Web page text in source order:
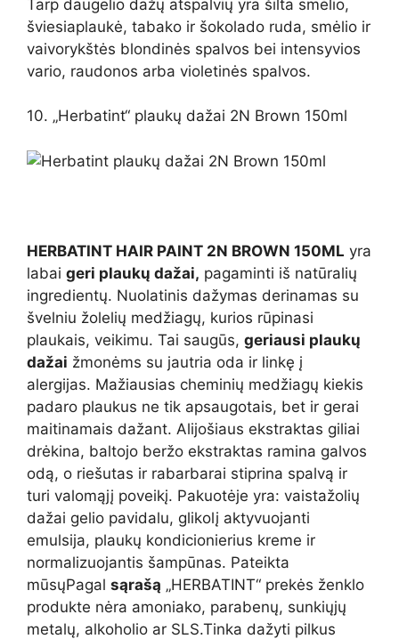
Tarp daugelio dažų atspalvių yra šilta smėlio,
šviesiaplaukė, tabako ir šokolado ruda, smėlio ir
vaivorykštės blondinės spalvos bei intensyvios
vario, raudonos arba violetinės spalvos.
10. „Herbatint“ plaukų dažai 2N Brown 150ml
HERBATINT HAIR PAINT 2N BROWN 150ML yra
labai geri plaukų dažai, pagaminti iš natūralių
ingredientų. Nuolatinis dažymas derinamas su
švelniu žolelių medžiagų, kurios rūpinasi
plaukais, veikimu. Tai saugūs, geriausi plaukų
dažai žmonėms su jautria oda ir linkę į
alergijas. Mažiausias cheminių medžiagų kiekis
padaro plaukus ne tik apsaugotais, bet ir gerai
maitinamais dažant. Alijošiaus ekstraktas giliai
drėkina, baltojo beržo ekstraktas ramina galvos
odą, o riešutas ir rabarbarai stiprina spalvą ir
turi valomąjį poveikį. Pakuotėje yra: vaistažolių
dažai gelio pavidalu, glikolį aktyvuojanti
emulsija, plaukų kondicionierius kreme ir
normalizuojantis šampūnas. Pateikta
mūsųPagal sąrašą „HERBATINT“ prekės ženklo
produkte nėra amoniako, parabenų, sunkiųjų
metalų, alkoholio ar SLS.Tinka dažyti pilkus